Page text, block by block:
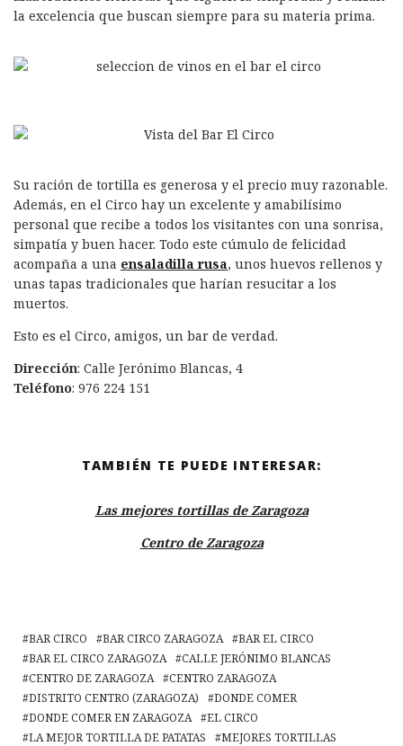
la excelencia que buscan siempre para su materia prima.
Su ración de tortilla es generosa y el precio muy razonable.
Además, en el Circo hay un excelente y amabilísimo
personal que recibe a todos los visitantes con una sonrisa,
simpatía y buen hacer. Todo este cúmulo de felicidad
acompaña a una ensaladilla rusa, unos huevos rellenos y
unas tapas tradicionales que harían resucitar a los
muertos.
Esto es el Circo, amigos, un bar de verdad.
Dirección: Calle Jerónimo Blancas, 4
Teléfono: 976 224 151
TAMBIÉN TE PUEDE INTERESAR:
Las mejores tortillas de Zaragoza
Centro de Zaragoza
BAR CIRCO BAR CIRCO ZARAGOZA
BAR EL CIRCO
BAR EL CIRCO ZARAGOZA
CALLE JERÓNIMO BLANCAS
CENTRO DE ZARAGOZA
CENTRO ZARAGOZA
DISTRITO CENTRO (ZARAGOZA)
DONDE COMER
DONDE COMER EN ZARAGOZA
EL CIRCO
LA MEJOR TORTILLA DE PATATAS
MEJORES TORTILLAS